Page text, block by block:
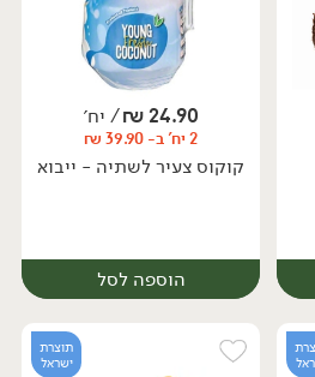
יח׳
24.90
₪/ יח׳
2 יח' ב- 39.90 ₪
קוקוס צעיר לשתיה - ייבוא
הוספה לסל
תוצרת
ישראל